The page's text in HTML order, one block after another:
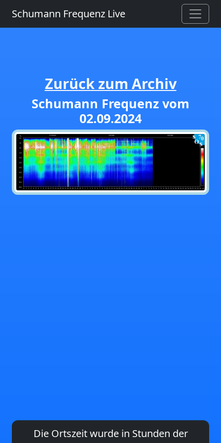
Schumann Frequenz Live
Zurück zum Archiv
Schumann Frequenz vom
02.09.2024
Die Ortszeit wurde in Stunden der